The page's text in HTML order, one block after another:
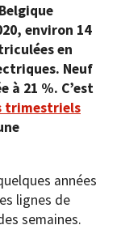
environ 14
en
Neuf
21 %. C’est
trimestriels
années
lignes de
semaines.